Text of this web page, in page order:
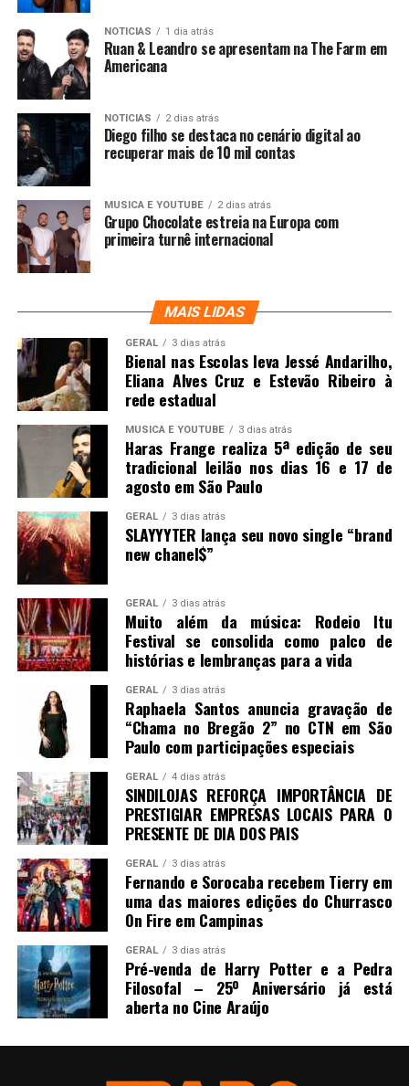
NOTICIAS 1 dia atrás
Ruan & Leandro se apresentam na The Farm em
Americana
NOTICIAS 2 dias atrás
Diego filho se destaca no cenário digital ao
recuperar mais de 10 mil contas
MUSICA E YOUTUBE 2 dias atrás
Grupo Chocolate estreia na Europa com
primeira turnê internacional
MAIS LIDAS
GERAL 3 dias atrás
Bienal nas Escolas leva Jessé Andarilho,
Eliana Alves Cruz e Estevão Ribeiro à
rede estadual
MUSICA E YOUTUBE 3 dias atrás
Haras Frange realiza 5ª edição de seu
tradicional leilão nos dias 16 e 17 de
agosto em São Paulo
GERAL 3 dias atrás
SLAYYYTER lança seu novo single “brand
new chanel$”
GERAL 3 dias atrás
Muito além da música: Rodeio Itu
Festival se consolida como palco de
histórias e lembranças para a vida
GERAL 3 dias atrás
Raphaela Santos anuncia gravação de
“Chama no Bregão 2” no CTN em São
Paulo com participações especiais
GERAL 4 dias atrás
SINDILOJAS REFORÇA IMPORTÂNCIA DE
PRESTIGIAR EMPRESAS LOCAIS PARA O
PRESENTE DE DIA DOS PAIS
GERAL 3 dias atrás
Fernando e Sorocaba recebem Tierry em
uma das maiores edições do Churrasco
On Fire em Campinas
GERAL 3 dias atrás
Pré-venda de Harry Potter e a Pedra
Filosofal – 25º Aniversário já está
aberta no Cine Araújo